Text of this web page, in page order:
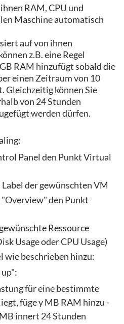
RAM, CPU und
Maschine automatisch
auf von ihnen
z.B. eine Regel
RAM hinzufügt sobald die
einen Zeitraum von 10
Gleichzeitig können Sie
von 24 Stunden
werden dürfen.
Panel den Punkt Virtual
Label der gewünschten VM
"Overview" den Punkt
Ressource
Usage oder CPU Usage)
wie beschrieben hinzu:
für eine bestimmte
füge y MB RAM hinzu -
innert 24 Stunden